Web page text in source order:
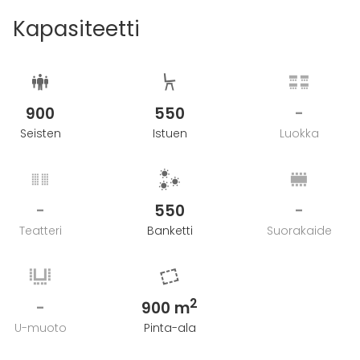
Kapasiteetti
900
Seisten
550
Istuen
-
Luokka
-
Teatteri
550
Banketti
-
Suorakaide
-
U-muoto
900 m2
Pinta-ala